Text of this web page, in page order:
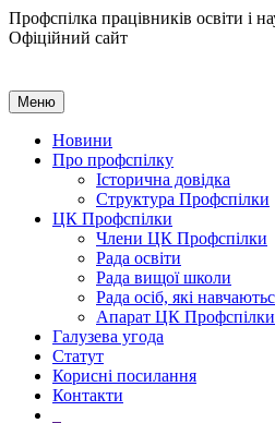
Профспілка працівників освіти і
Офіційний сайт
Меню
Новини
Про профспілку
Історична довідка
Структура Профспілки
ЦК Профспілки
Члени ЦК Профспілки
Рада освіти
Рада вищої школи
Рада осіб, які
Апарат ЦК Профспілки
Галузева угода
Статут
Корисні посилання
Контакти